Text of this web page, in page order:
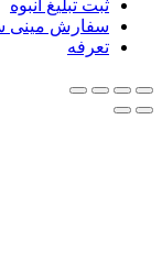
ثبت تبلیغ انبوه
سفارش مینی سایت
تعرفه